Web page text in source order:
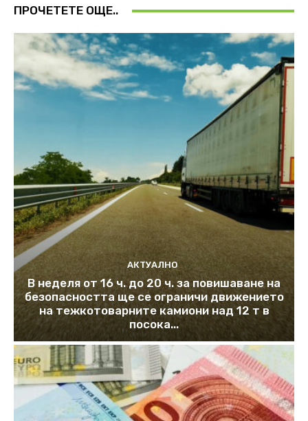
ПРОЧЕТЕТЕ ОЩЕ..
АКТУАЛНО
В неделя от 16 ч. до 20 ч. за повишаване на
безопасността ще се ограничи движението
на тежкотоварните камиони над 12 т в
посока...